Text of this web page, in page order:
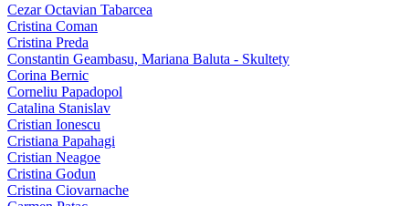
Cezar Octavian Tabarcea
Cristina Coman
Cristina Preda
Constantin Geambasu, Mariana Baluta - Skultety
Corina Bernic
Corneliu Papadopol
Catalina Stanislav
Cristian Ionescu
Cristiana Papahagi
Cristian Neagoe
Cristina Godun
Cristina Ciovarnache